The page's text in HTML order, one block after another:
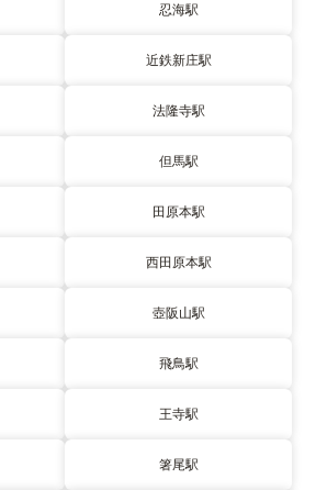
忍海駅
近鉄新庄駅
法隆寺駅
但馬駅
田原本駅
西田原本駅
壺阪山駅
飛鳥駅
王寺駅
箸尾駅